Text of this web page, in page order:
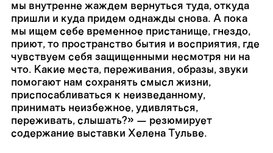
мы внутренне жаждем вернуться туда, откуда
пришли и куда придем однажды снова. А пока
мы ищем себе временное пристанище, гнездо,
приют, то пространство бытия и восприятия, где
чувствуем себя защищенными несмотря ни на
что. Какие места, переживания, образы, звуки
помогают нам сохранять смысл жизни,
приспосабливаться к неизведанному,
принимать неизбежное, удивляться,
переживать, слышать?» — резюмирует
содержание выставки Хелена Тульве.